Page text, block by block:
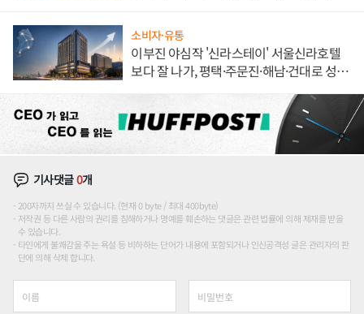
소비자·유통
이부진 야심작 '신라스테이' 서울신라호텔
보다 잘 나가, 평택·주문진·해남·건대로 성
기사댓글0개
200자까지 쓰실 수 있습니다. (현재 0 byte / 최대 400byte)
저작권 등 다른 사람의 권리를 침해하거나 명예를 훼손하는 댓글은 관련 법률에 의해 제재를 받을
수 있습니다.
타인에게 불쾌감을 주는 욕설 등 비하하는 단어가 내용에 포함되거나 인신공격성 글은 관리자의 판
단에 의해 삭제 합니다.